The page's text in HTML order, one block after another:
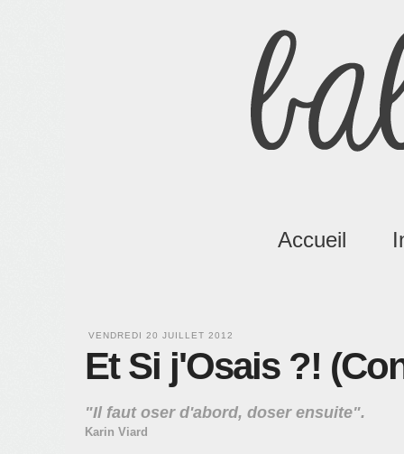
Accueil
VENDREDI 20 JUILLET 2012
Et Si j'Osais ?!
"Il faut oser d'abord, doser ensuite".
Karin Viard